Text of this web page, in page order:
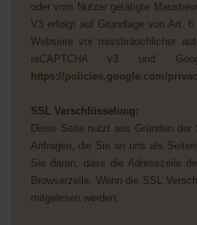
oder vom Nutzer getätigte
V3 erfolgt auf Grundlage von Art.
Webseite vor missbräuchlicher
reCAPTCHA v3 und
https://policies.google.com/
SSL Verschlüsselung:
Diese Seite nutzt aus Gründen
Anfragen, die Sie an uns als
Sie daran, dass die Adresszeile
Browserzeile. Wenn die SSL
mitgelesen werden.